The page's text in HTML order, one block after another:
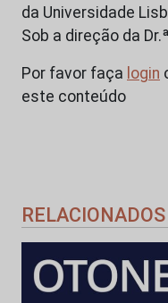
da Universidade
Sob a direção da
Por favor faça login
este conteúdo
RELACIONADOS